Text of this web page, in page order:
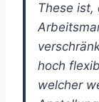
These
hoch
welcher